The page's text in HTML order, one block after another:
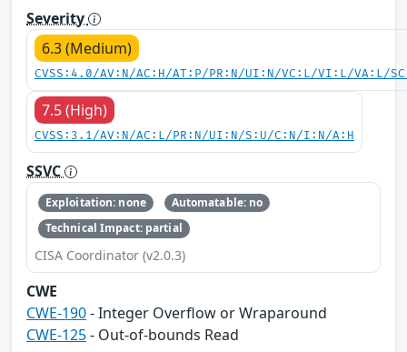
Severity
6.3 (Medium)
CVSS:4.0/AV:N/AC:H/AT:P/PR:N/UI:N/VC:L/VI:L/VA:L/
7.5 (High)
CVSS:3.1/AV:N/AC:L/PR:N/UI:N/S:U/C:N/I:N/A:H
SSVC
Exploitation: none
Automatable: no
Technical Impact: partial
CISA Coordinator (v2.0.3)
CWE
CWE-190- Integer Overflow or Wraparound
CWE-125- Out-of-bounds Read